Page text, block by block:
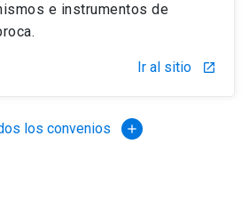
e instrumentos de
Ir al sitio launch
los convenios add